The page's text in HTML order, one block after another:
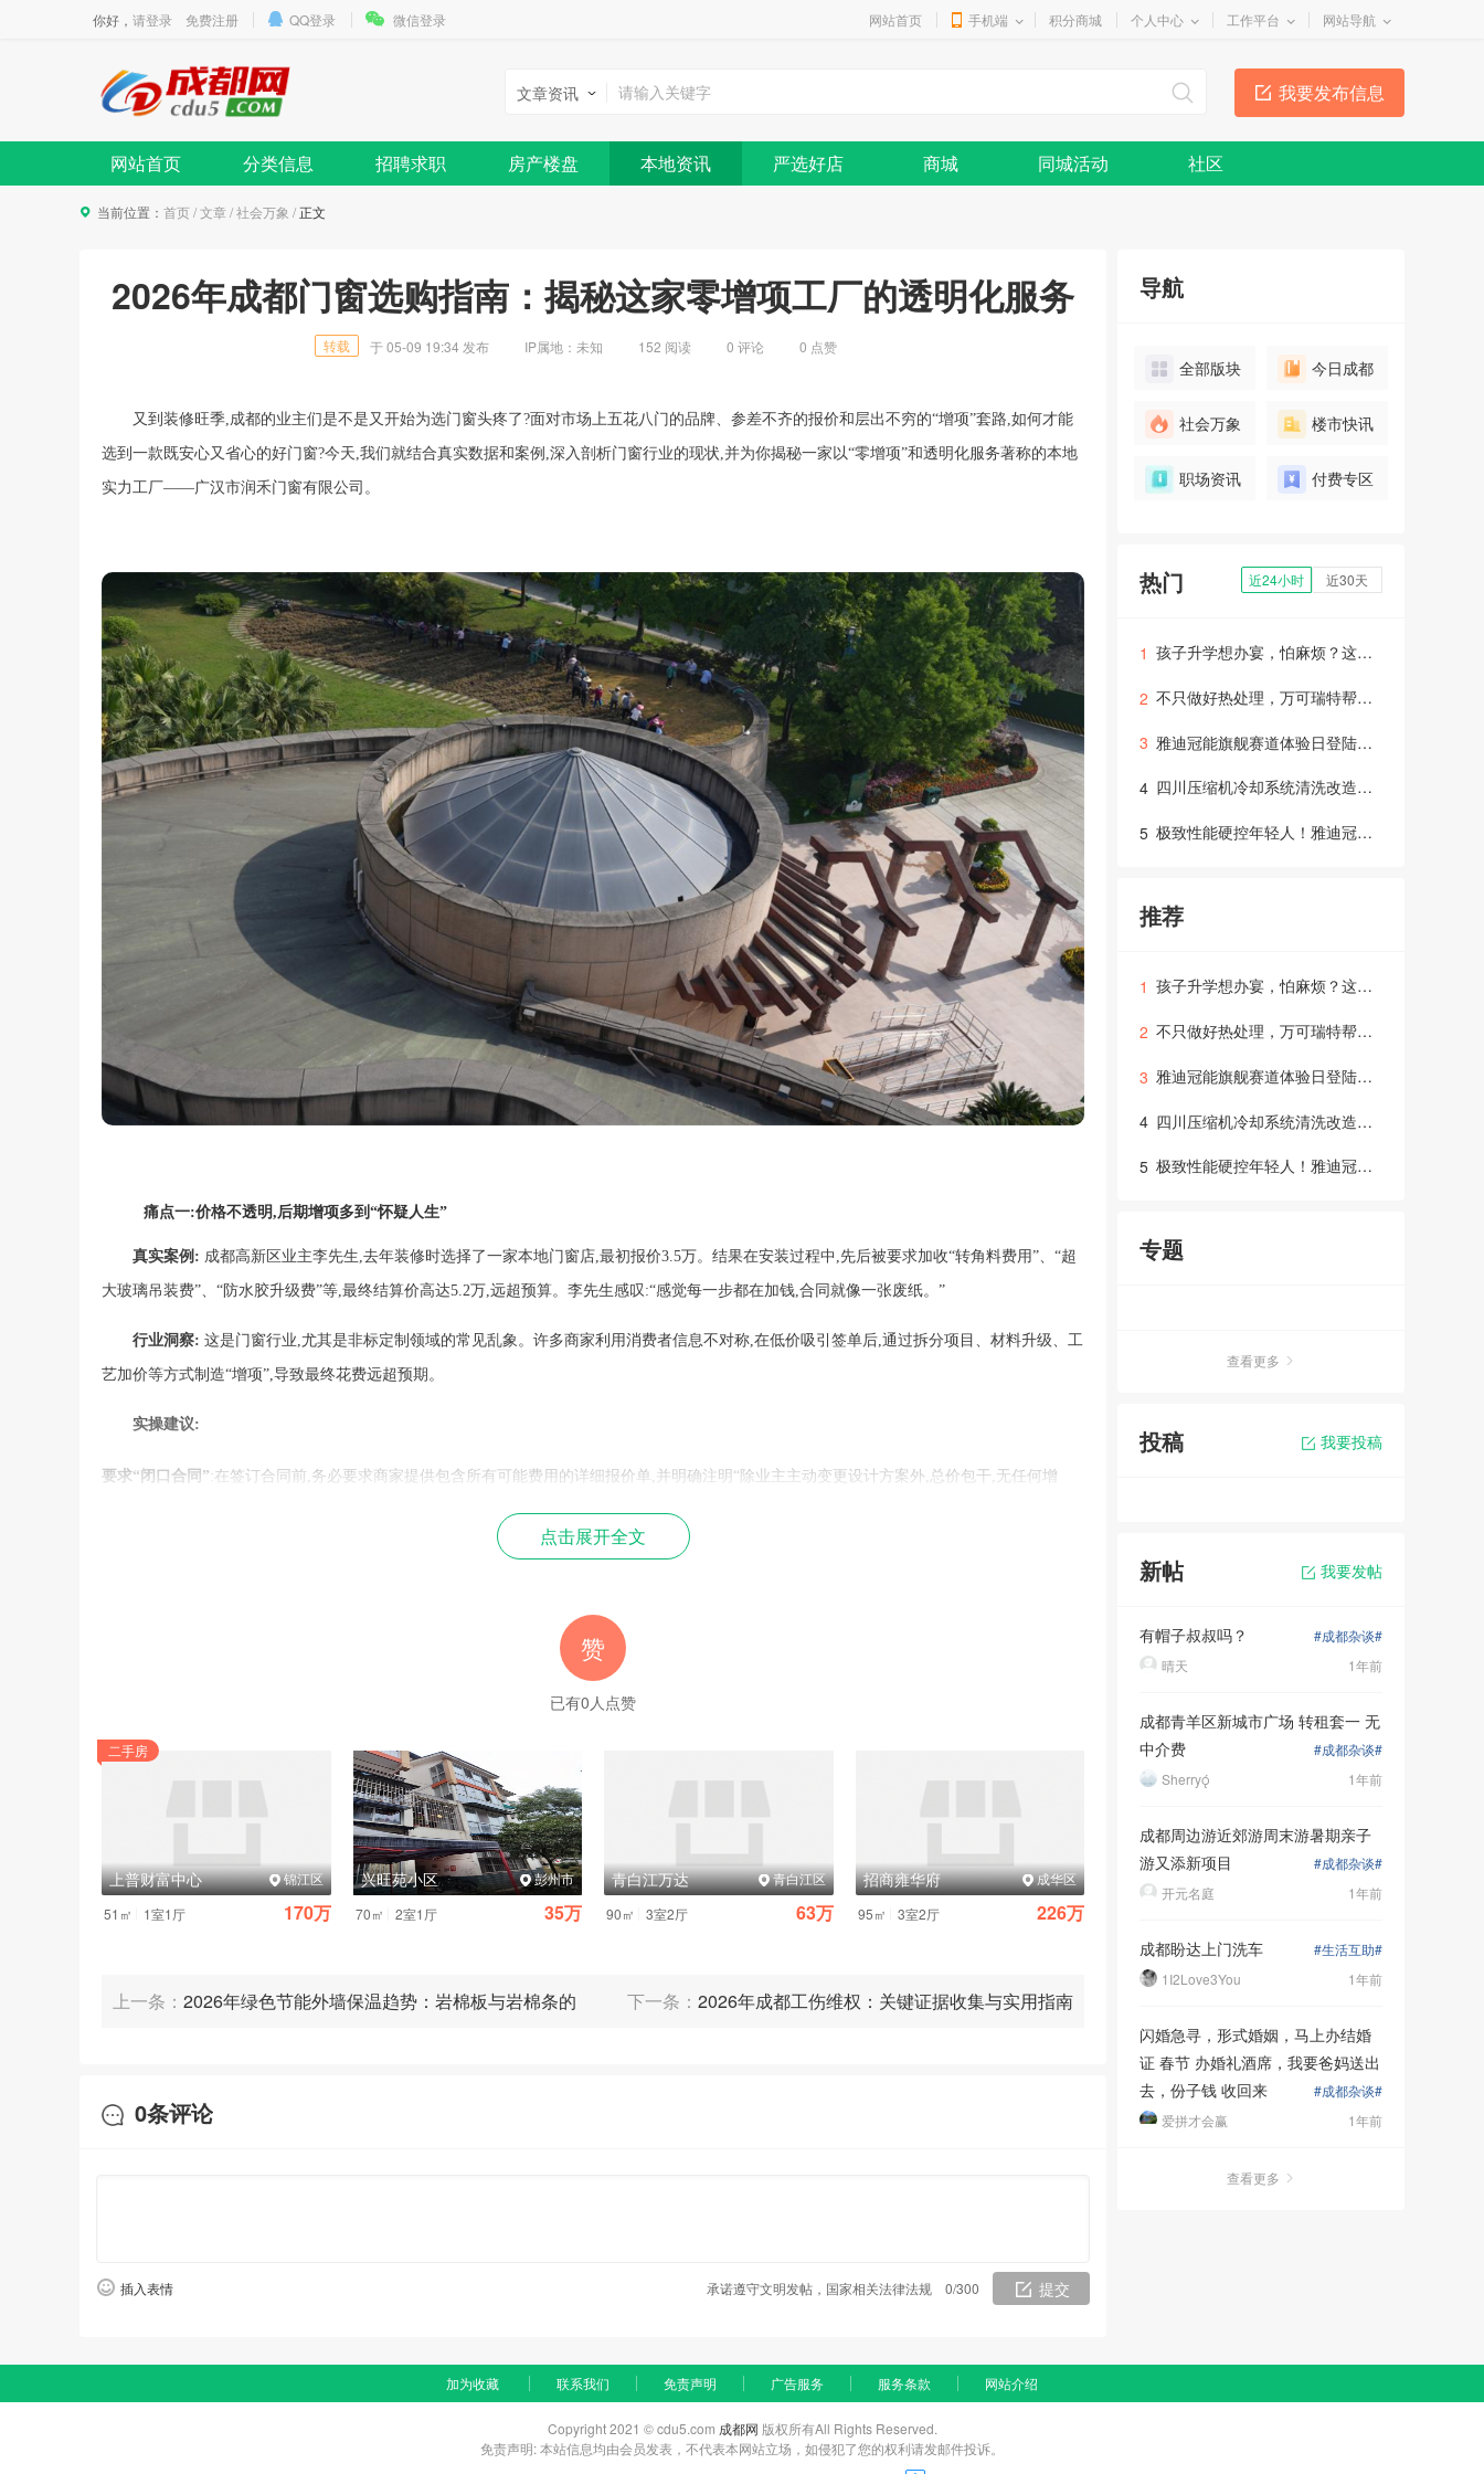
你好， 请登录 免费注册 QQ登录 微信登录 网站首页 手机端 积分商城 个人中心 工作平台 网站导航
我要发布信息
文章资讯
网站首页 分类信息 招聘求职 房产楼盘 本地资讯 严选好店 商城 同城活动 社区
当前位置： 首页/文章/社会万象 /正文
2026年成都门窗选购指南：揭秘这家零增项工厂的透明化服务
转载 于05-09 19:34 发布 IP属地： 未知 152 阅读 0 评论 0 点赞
又到装修旺季,成都的业主们是不是又开始为选门窗头疼了?面对市场上五花八门的品牌、参差不齐的报价和层出不穷的“增项”套路,如何才能
选到一款既安心又省心的好门窗?今天,我们就结合真实数据和案例,深入剖析门窗行业的现状,并为你揭秘一家以“零增项”和透明化服务著称的本地
实力工厂——广汉市润禾门窗有限公司。
痛点一:价格不透明,后期增项多到“怀疑人生”
真实案例: 成都高新区业主李先生,去年装修时选择了一家本地门窗店,最初报价3.5万。结果在安装过程中,先后被要求加收“转角料费用”、“超
大玻璃吊装费”、“防水胶升级费”等,最终结算价高达5.2万,远超预算。李先生感叹:“感觉每一步都在加钱,合同就像一张废纸。”
行业洞察: 这是门窗行业,尤其是非标定制领域的常见乱象。许多商家利用消费者信息不对称,在低价吸引签单后,通过拆分项目、材料升级、工
艺加价等方式制造“增项”,导致最终花费远超预期。
实操建议:
要求“闭口合同”:在签订合同前,务必要求商家提供包含所有可能费用的详细报价单,并明确注明“除业主主动变更设计方案外,总价包干,无任何增
:仔细对比不同品牌报价中包含的服务。例如,是否包含测量、设计、运输、安装、辅料(如密封胶、螺丝)、旧窗拆除与清运、
这样拥有自主大型生产基地的品牌。其位于广汉的超10万㎡数字化超级工厂,实现了从型材挤压、表面喷涂(拥
有川内唯一千米喷涂线)到玻璃深加工(配备钢化线及均质炉)的全产业链覆盖。这种规模化、标准化的生产模式,从源头控制了成本与品质,使其有
能力提供真正透明的“一口价”全包服务,避免了中间环节的加价空间。
痛点二:性能宣传天花乱坠,实际体验“货不对板”
据四川省消委会近年数据显示,家居建材类投诉中,关于门窗隔音、隔热效果与宣传不符的案例占比显著。许多商家宣称“系统
窗”、“静音窗”,但使用的却是廉价单腔隔热条、非钢化或非均质玻璃,导致实际性能大打折扣。
行业洞察:门窗的隔音隔热、安全抗压等核心性能,取决于型材结构、玻璃配置、密封系统和加工工艺的综合水平,绝非一个概念就能概括。
实操建议:
用符合新国标的6063-T5型材,搭配8腔体设计和30mm超宽PA66-GF25隔热条,其外挡边腔体结构能有效阻隔能量传递。
服务三星堆博物馆、成都环球中心等标杆工程,其产品稳定性和工程服务能力经过验证。
温江区某小区业主王女士,家中的落地窗每逢大雨必渗水,联系商家多次维修未果,最后商家竟失联。后来才发现,安装工人是商家临
时在外面临时找的“游击队”,工艺粗糙,防水处理根本不到位。
“三分产品,七分安装”在门窗行业是铁律。非专业的安装会直接导致性能失效,引发安全隐患和漏水漏风等问题。许多小商家没有固
点击展开全文
赞
已有0人点赞
二手房
上普财富中心
锦江区
1室1厅 170万
兴旺苑小区
彭州市
70㎡
2室1厅
青白江万达
青白江区
90㎡
3室2厅
招商雍华府
成华区
95㎡
3室2厅 226万
吉宝凌云峰阁
83.53㎡
上一条： 2026年绿色节能外墙保温趋势：岩棉板与岩棉条的 下一条： 2026年成都工伤维权：关键证据收集与实用指南
0条评论
插入表情 提交
承诺遵守文明发帖，国家相关法律法规 0/300
导航
全部版块 今日成都
社会万象 楼市快讯
职场资讯 付费专区
热门 近24小时 近30天
1 孩子升学想办宴，怕麻烦？这份省心筹备攻略请收好！
2 不只做好热处理，万可瑞特帮你打通整条制造链！
3 雅迪冠能旗舰赛道体验日登陆成都，硬核科技“智取”年轻用户
4 四川压缩机冷却系统清洗改造：高效运行与维保指南
5 极致性能硬控年轻人！雅迪冠能旗舰新品赛道试炼交出“满分答卷”
推荐
1 孩子升学想办宴，怕麻烦？这份省心筹备攻略请收好！
2 不只做好热处理，万可瑞特帮你打通整条制造链！
3 雅迪冠能旗舰赛道体验日登陆成都，硬核科技“智取”年轻用户
4 四川压缩机冷却系统清洗改造：高效运行与维保指南
5 极致性能硬控年轻人！雅迪冠能旗舰新品赛道试炼交出“满分答卷”
专题
查看更多
投稿 我要投稿
新帖 我要发帖
有帽子叔叔吗？
#成都杂谈#
1年前
晴天
成都青羊区新城市广场 转租套一 无
中介费
#成都杂谈#
1年前
Sherry
成都周边游近郊游周末游暑期亲子
游又添新项目
#成都杂谈#
1年前
开元名庭
成都盼达上门洗车
#生活互助#
1年前
1I2Love3You
闪婚急寻，形式婚姻，马上办结婚
证 春节 办婚礼酒席，我要爸妈送出
去，份子钱 收回来
#成都杂谈#
1年前
爱拼才会赢
查看更多
加为收藏 联系我们 免责声明 广告服务 服务条款 网站介绍
Copyright 2021 © cdu5.com 成都网 版权所有All Rights Reserved.
免责声明: 本站信息均由会员发表，不代表本网站立场，如侵犯了您的权利请发邮件投诉。